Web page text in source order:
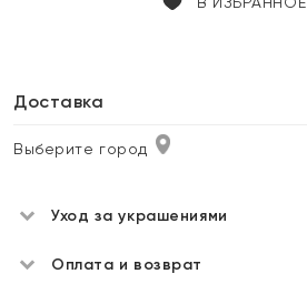
Доставка
Выберите город
Уход за украшениями
Оплата и возврат